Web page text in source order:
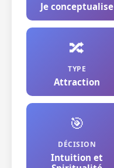
Je conceptualise
🔀
TYPE
Attraction
🎯
DÉCISION
Intuition et